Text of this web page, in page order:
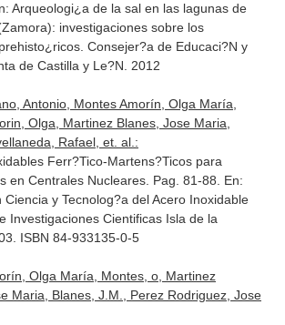
Arqueologi¿a de la sal en las lagunas de
investigaciones sobre los
. Consejer?a de Educaci?N y
de Castilla y Le?N. 2012
Antonio, Montes Amorín, Olga María,
Olga, Martinez Blanes, Jose Maria,
Rafael, et. al.:
Ferr?Tico-Martens?Ticos para
en Centrales Nucleares. Pag. 81-88. En:
Ciencia y Tecnolog?a del Acero Inoxidable
Investigaciones Cientificas Isla de la
ISBN 84-933135-0-5
Olga María, Montes, o, Martinez
Maria, Blanes, J.M., Perez Rodriguez, Jose